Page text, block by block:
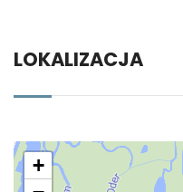
LOKALIZACJA
+